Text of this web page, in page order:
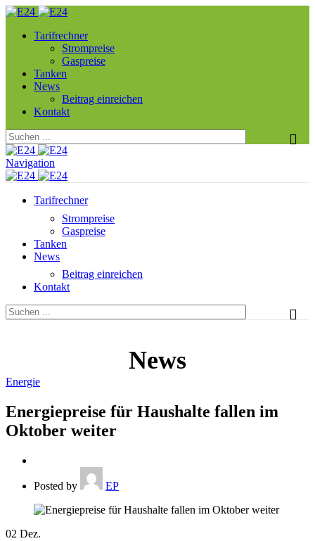
Tarifrechner
Strompreise
Gaspreise
Tanken
News
Beitrag einreichen
Kontakt
Navigation
Tarifrechner
Strompreise
Gaspreise
Tanken
News
Beitrag einreichen
Kontakt
News
Energie
Energiepreise für Haushalte fallen im
Oktober weiter
Posted by EP
02 Dez.